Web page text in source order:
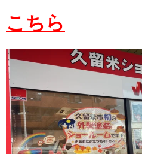
こちら